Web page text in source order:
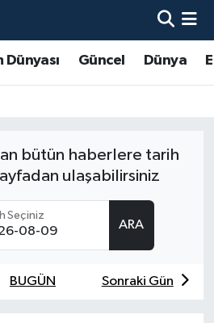
Dünyası Güncel Dünya
bütün haberlere tarih
ulaşabilirsiniz
Seçiniz
ARA
BUGÜN Sonraki Gün